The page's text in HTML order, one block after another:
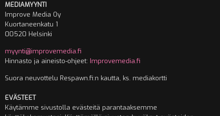
MEDIAMYYNTI
Improve Media Oy
Kuortaneenkatu 1
00520 Helsinki
myynti@improvemedia.fi
Hinnasto ja aineisto-ohjeet: Improvemedia.fi
Suora neuvottelu Respawn.fi:n kautta, ks. mediakortti
EVÄSTEET
Käytämme sivustolla evästeitä parantaaksemme